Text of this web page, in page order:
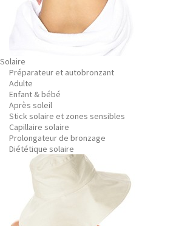
Solaire
Préparateur et autobronzant
Adulte
Enfant & bébé
Après soleil
Stick solaire et zones sensibles
Capillaire solaire
Prolongateur de bronzage
Diététique solaire